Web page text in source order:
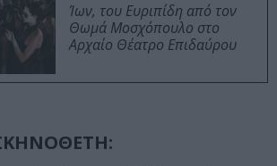
Ίων, του Ευριπίδη από τον
Θωμά Μοσχόπουλο στο
Αρχαίο Θέατρο Επιδαύρου